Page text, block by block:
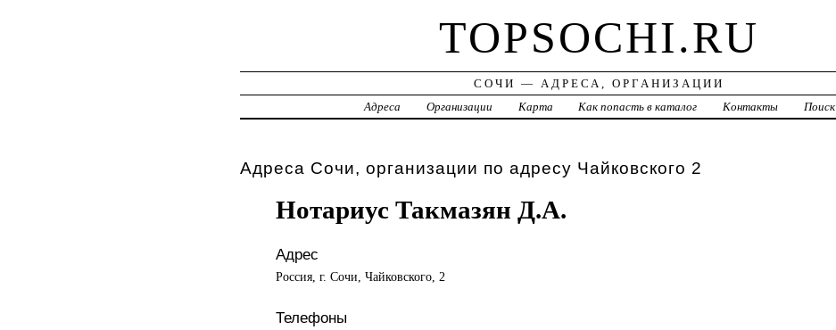
TOPSOCHI.RU
СОЧИ — АДРЕСА, ОРГАНИЗАЦИИ
Адреса
Организации Карта Как попасть в каталог Контакты Поиск
Адреса Сочи, организации по адресу Чайковского 2
Нотариус Такмазян Д.А.
Адрес
Россия, г. Сочи, Чайковского, 2
Телефоны